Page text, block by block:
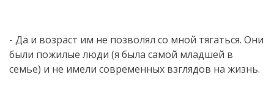
- Да и возраст им не позволял со мной тягаться. Они
были пожилые люди (я была самой младшей в
семье) и не имели современных взглядов на жизнь.